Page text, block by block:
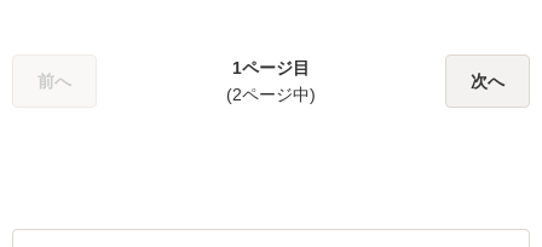
だける良質なサービスを提供
できるよう日々研鑽に努めて
前へ
1ページ目
(2ページ中)
次へ